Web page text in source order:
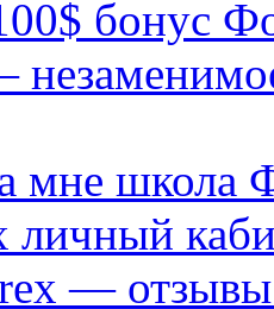
бонус
мне школа
личный
— отзывы